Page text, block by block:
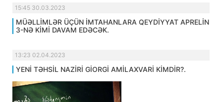
15:45 30.03.2023
MÜƏLLİMLƏR ÜÇÜN İMTAHANLARA QEYDİYYAT APRELİN
3-NƏ KİMİ DAVAM EDƏCƏK.
13:23 02.04.2023
YENİ TƏHSİL NAZİRİ GİORGİ AMİLAXVARİ KİMDİR?.